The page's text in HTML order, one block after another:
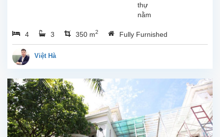
thự
nằm
trí
rất
Nations
School
of
Hanoi
4 3 350 m2 Fully Furnished
Việt Hà